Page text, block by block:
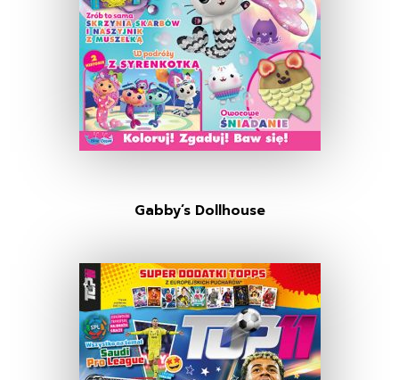
Gabby’s Dollhouse